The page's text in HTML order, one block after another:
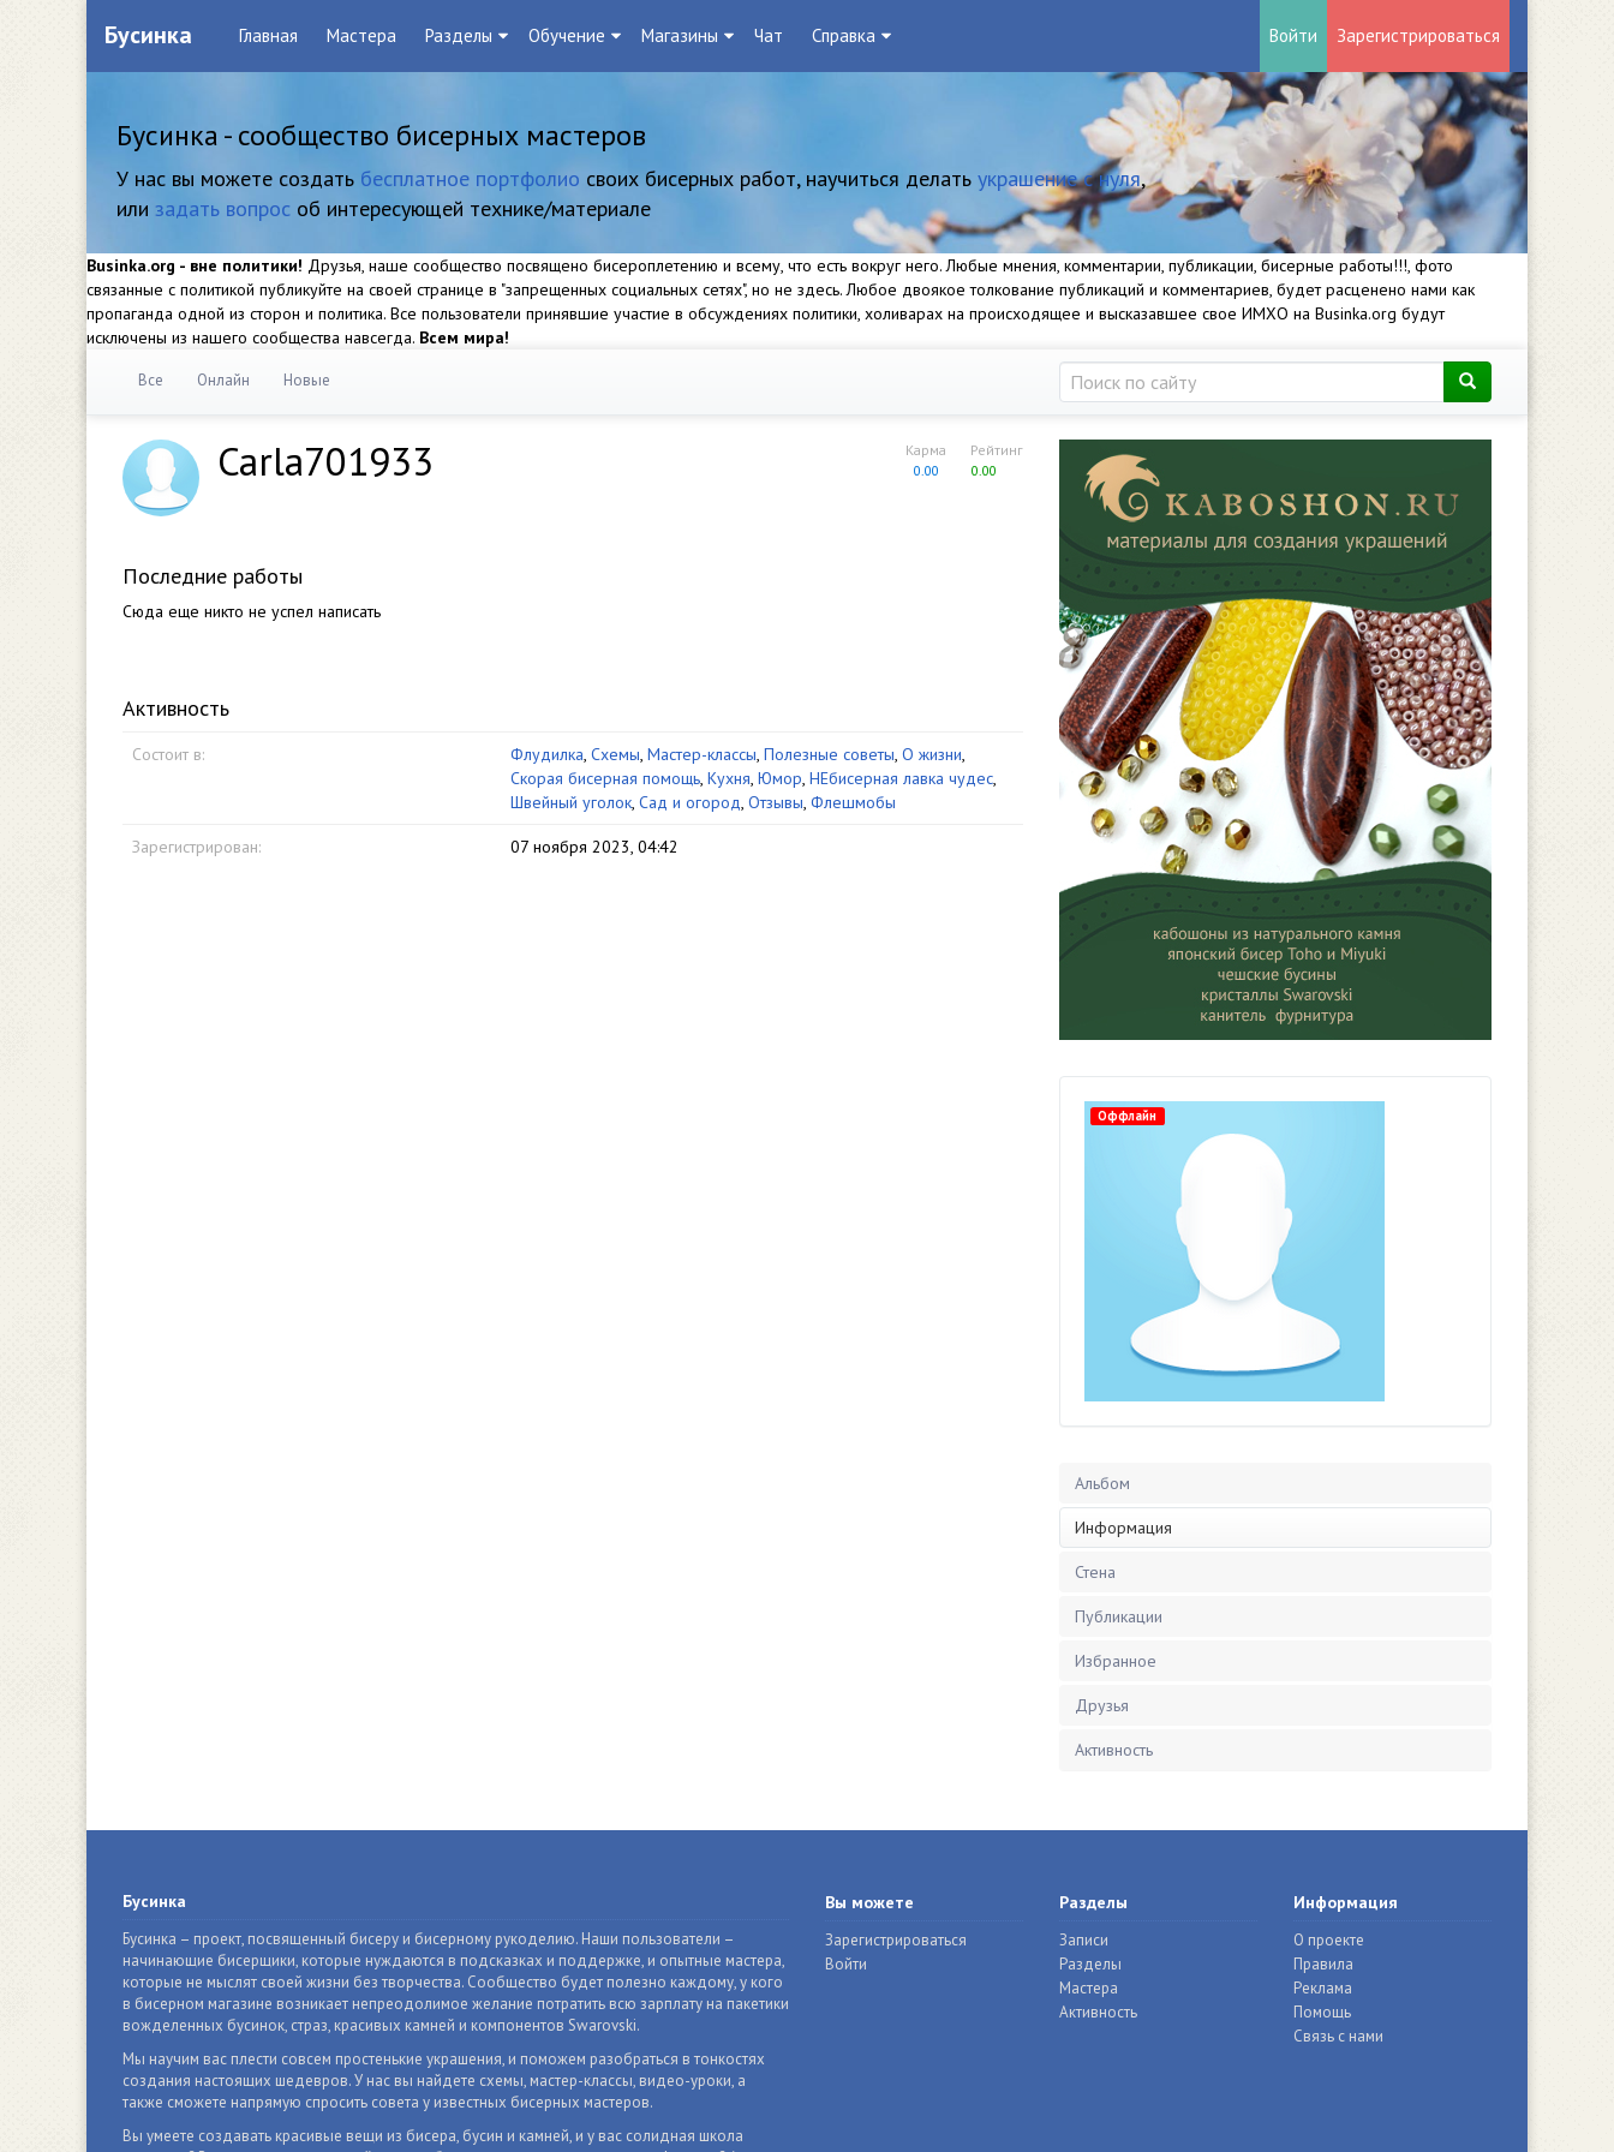
Бусинка Главная Мастера Разделы Обучение Магазины Чат Справка Войти Зарегистрироваться
Бусинка - сообщество бисерных мастеров
У нас вы можете создать бесплатное портфолио своих бисерных работ, научиться делать украшение с нуля,
или задать вопрос об интересующей технике/материале
Businka.org - вне политики! Друзья, наше сообщество посвящено бисероплетению и всему, что есть вокруг него. Любые мнения, комментарии, публикации, бисерные работы!!!, фото
связанные с политикой публикуйте на своей странице в "запрещенных социальных сетях", но не здесь. Любое двоякое толкование публикаций и комментариев, будет расценено нами как
пропаганда одной из сторон и политика. Все пользователи принявшие участие в обсуждениях политики, холиварах на происходящее и высказавшее свое ИМХО на Businka.org будут
исключены из нашего сообщества навсегда. Всем мира!
Все Онлайн Новые
Рейтинг
0.00
Карма
0.00
Carla701933
Последние работы
Сюда еще никто не успел написать
Активность
Состоит в: Флудилка, Схемы, Мастер-классы, Полезные советы, О жизни,
Скорая бисерная помощь, Кухня, Юмор, НЕбисерная лавка чудес,
Швейный уголок, Сад и огород, Отзывы, Флешмобы
Зарегистрирован: 07 ноября 2023, 04:42
Оффлайн
Альбом
Информация
Стена
Публикации
Избранное
Друзья
Активность
Бусинка
Бусинка – проект, посвященный бисеру и бисерному рукоделию. Наши пользователи –
начинающие бисерщики, которые нуждаются в подсказках и поддержке, и опытные мастера,
которые не мыслят своей жизни без творчества. Сообщество будет полезно каждому, у кого
в бисерном магазине возникает непреодолимое желание потратить всю зарплату на пакетики
вожделенных бусинок, страз, красивых камней и компонентов Swarovski.
Мы научим вас плести совсем простенькие украшения, и поможем разобраться в тонкостях
создания настоящих шедевров. У нас вы найдете схемы, мастер-классы, видео-уроки, а
также сможете напрямую спросить совета у известных бисерных мастеров.
Вы умеете создавать красивые вещи из бисера, бусин и камней, и у вас солидная школа
Вы можете
Зарегистрироваться
Войти
Разделы
Записи
Разделы
Мастера
Активность
Информация
О проекте
Правила
Реклама
Помощь
Связь с нами